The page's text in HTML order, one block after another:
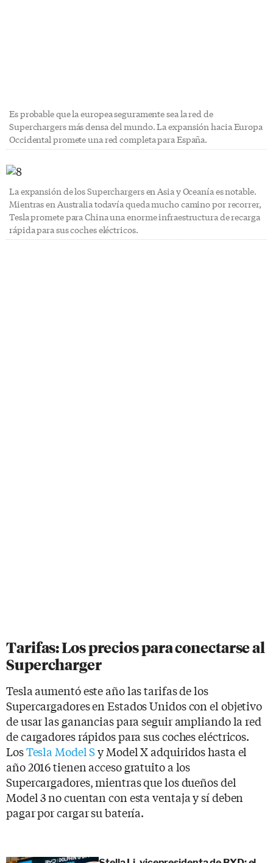
Es probable que la europea seguramente sea la red de
Superchargers más densa del mundo. La expansión hacia Europa
Occidental promete una red completa para España.
La expansión de los Superchargers en Asia y Oceanía es notable.
Mientras en Australia todavía queda mucho camino por recorrer,
Tesla promete para China una enorme infraestructura de recarga
rápida para sus coches eléctricos.
Tarifas: Los precios para conectarse al
Supercharger
Tesla aumentó este año las tarifas de los
Supercargadores en Estados Unidos con el objetivo
de usar las ganancias para seguir ampliando la red
de cargadores rápidos para sus coches eléctricos.
LosTesla Model Sy Model X adquiridos hasta el
año 2016 tienen acceso gratuito a los
Supercargadores, mientras que los dueños del
Model 3 no cuentan con esta ventaja y sí deben
pagar por cargar su batería.